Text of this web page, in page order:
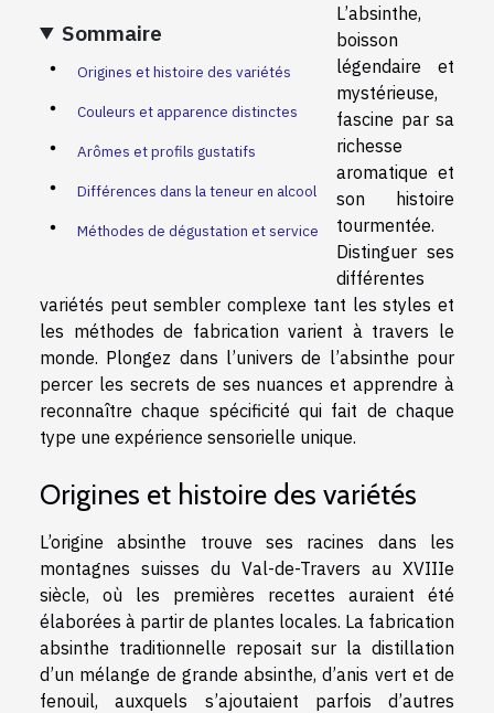
Sommaire
Origines et histoire des variétés
Couleurs et apparence distinctes
Arômes et profils gustatifs
Différences dans la teneur en alcool
Méthodes de dégustation et service
L’absinthe,
boisson
légendaire et
mystérieuse,
fascine par sa
richesse
aromatique et
son histoire
tourmentée.
Distinguer ses
différentes
variétés peut sembler complexe tant les styles et
les méthodes de fabrication varient à travers le
monde. Plongez dans l’univers de l’absinthe pour
percer les secrets de ses nuances et apprendre à
reconnaître chaque spécificité qui fait de chaque
type une expérience sensorielle unique.
Origines et histoire des variétés
L’origine absinthe trouve ses racines dans les
montagnes suisses du Val-de-Travers au XVIIIe
siècle, où les premières recettes auraient été
élaborées à partir de plantes locales. La fabrication
absinthe traditionnelle reposait sur la distillation
d’un mélange de grande absinthe, d’anis vert et de
fenouil, auxquels s’ajoutaient parfois d’autres